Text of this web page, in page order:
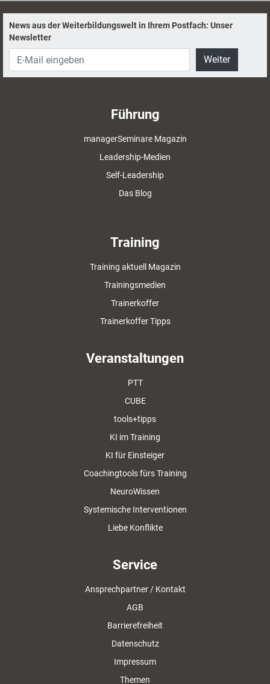
News aus der Weiterbildungswelt in Ihrem Postfach: Unser
Newsletter
Weiter
Führung
managerSeminare Magazin
Leadership-Medien
Self-Leadership
Das Blog
Training
Training aktuell Magazin
Trainingsmedien
Trainerkoffer
Trainerkoffer Tipps
Veranstaltungen
PTT
CUBE
tools+tipps
KI im Training
KI für Einsteiger
Coachingtools fürs Training
NeuroWissen
Systemische Interventionen
Liebe Konflikte
Service
Ansprechpartner / Kontakt
AGB
Barrierefreiheit
Datenschutz
Impressum
Themen